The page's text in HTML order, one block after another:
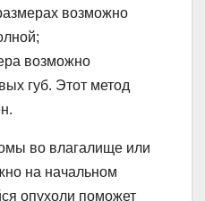
возможно
возможно
губ. Этот метод
во влагалище или
на начальном
опухоли поможет